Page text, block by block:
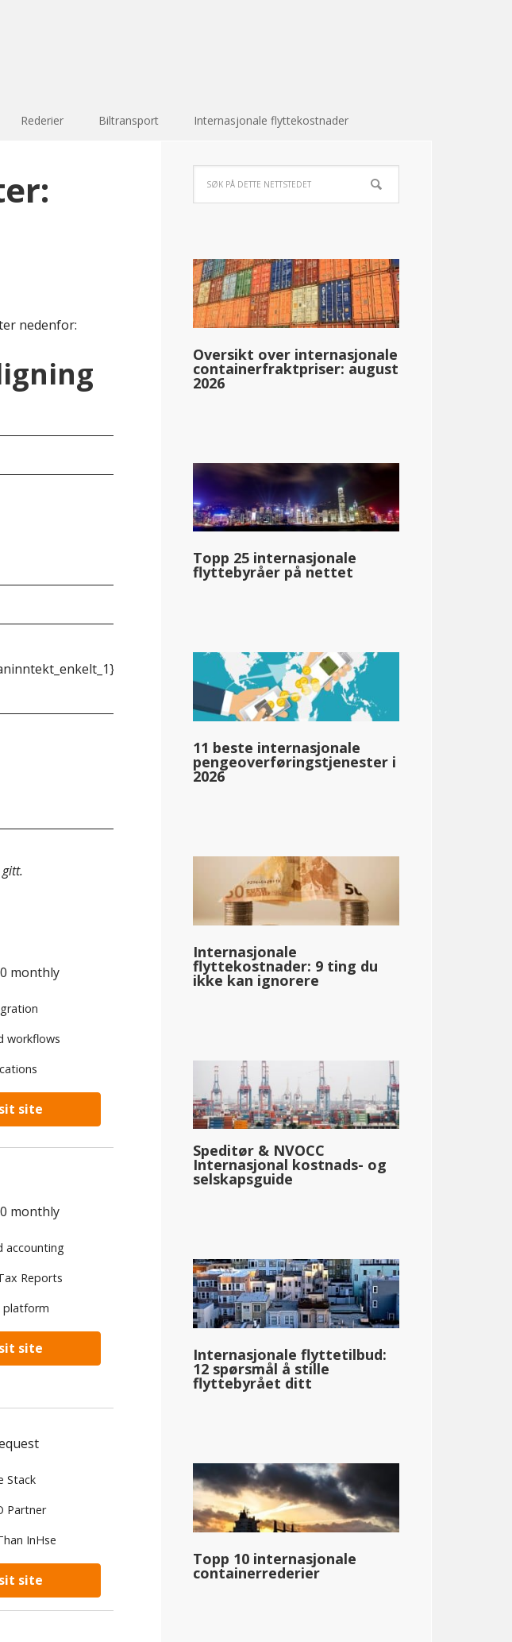
Rederier Biltransport Internasjonale flyttekostnader
nedenfor:
5.80%: &dollar;0-&dollar;23,000
6.75%: &dollar;23,001-&dollar;54,450
&dollar;62,163
monthly
workflows
site
monthly
accounting
Reports
platform
site
Stack
Partner
InHse
site
Oversikt over internasjonale
containerfraktpriser: august
2026
Topp 25 internasjonale
flyttebyråer på nettet
11 beste internasjonale
pengeoverføringstjenester i
2026
Internasjonale
flyttekostnader: 9 ting du
ikke kan ignorere
Speditør & NVOCC
Internasjonal kostnads- og
selskapsguide
Internasjonale flyttetilbud:
12 spørsmål å stille
flyttebyrået ditt
Topp 10 internasjonale
containerrederier